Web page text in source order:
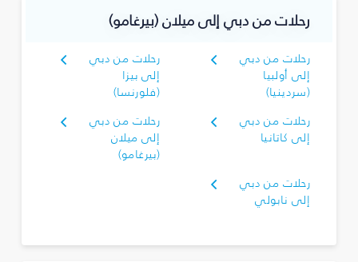
رحلات من دبي إلى ميلان (بيرغامو)
رحلات من دبي
إلى أولبيا
(سردينيا)
رحلات من دبي
إلى بيزا
(فلورنسا)
رحلات من دبي
إلى كاتانيا
رحلات من دبي
إلى ميلان
(بيرغامو)
رحلات من دبي
إلى نابولي